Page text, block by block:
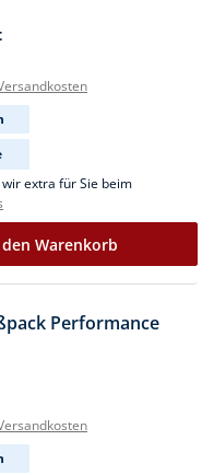
extra für Sie beim
Warenkorb
Performance